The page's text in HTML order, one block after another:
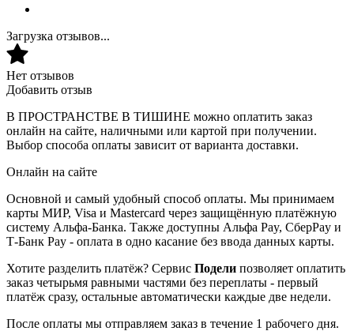
Загрузка отзывов...
Нет отзывов
Добавить отзыв
В ПРОСТРАНСТВЕ В ТИШИНЕ можно оплатить заказ
онлайн на сайте, наличными или картой при получении.
Выбор способа оплаты зависит от варианта доставки.
Онлайн на сайте
Основной и самый удобный способ оплаты. Мы принимаем
карты МИР, Visa и Mastercard через защищённую платёжную
систему Альфа-Банка. Также доступны Альфа Pay, СберPay и
Т-Банк Pay - оплата в одно касание без ввода данных карты.
Хотите разделить платёж? Сервис Подели позволяет оплатить
заказ четырьмя равными частями без переплаты - первый
платёж сразу, остальные автоматически каждые две недели.
После оплаты мы отправляем заказ в течение 1 рабочего дня.